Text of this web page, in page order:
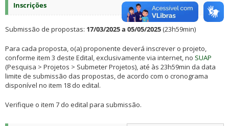
Inscrições
Submissão de propostas: 17/03/2025 a 05/05/2025 (23h59min)
Para cada proposta, o(a) proponente deverá inscrever o projeto,
conforme item 3 deste Edital, exclusivamente via internet, no SUAP
(Pesquisa > Projetos > Submeter Projetos), até às 23h59min da data
limite de submissão das propostas, de acordo com o cronograma
disponível no item 18 do edital.
Verifique o item 7 do edital para submissão.